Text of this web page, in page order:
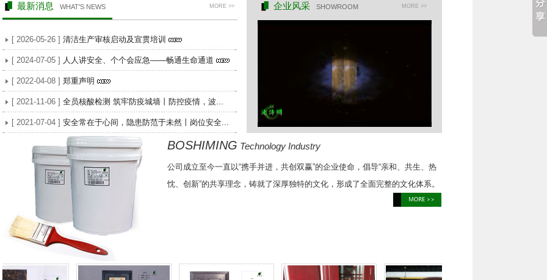
最新消息 WHAT'S NEWS MORE >>
[ 2026-05-26 ] 清洁生产审核启动及宣贯培训
[ 2024-07-05 ] 人人讲安全、个个会应急——畅通生命通道
[ 2022-04-08 ] 郑重声明
[ 2021-11-06 ] 全员核酸检测 筑牢防疫城墙丨防控疫情，波...
[ 2021-07-04 ] 安全常在于心间，隐患防范于未然丨岗位安全...
企业风采 SHOWROOM MORE >>
BOSHIMING Technology Industry
公司成立至今一直以“携手并进，共创双赢”的企业使命，倡导“亲和、共生、热
忱、创新”的共享理念，铸就了深厚独特的文化，形成了全面完整的文化体系。